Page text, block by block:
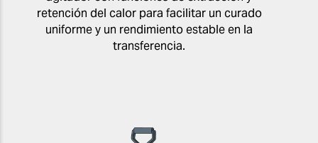
retención del calor para facilitar un curado
uniforme y un rendimiento estable en la
transferencia.